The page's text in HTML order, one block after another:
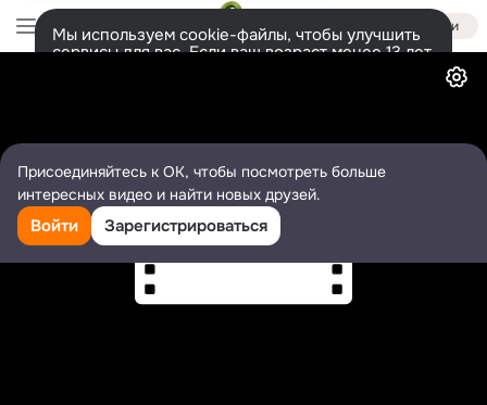
Войти
Мы используем cookie-файлы, чтобы улучшить
сервисы для вас. Если ваш возраст менее 13 лет,
Присоединяйтесь к ОК, чтобы посмотреть больше
интересных видео и найти новых друзей.
Войти Зарегистрироваться